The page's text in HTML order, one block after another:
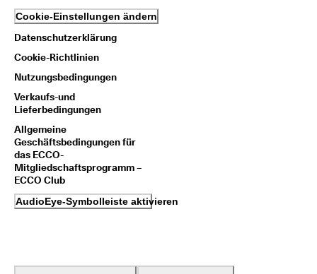
Cookie-Einstellungen ändern
Datenschutzerklärung
Cookie-Richtlinien
Nutzungsbedingungen
Verkaufs-und
Lieferbedingungen
Allgemeine
Geschäftsbedingungen für
das ECCO-
Mitgliedschaftsprogramm –
ECCO Club
AudioEye-Symbolleiste aktivieren